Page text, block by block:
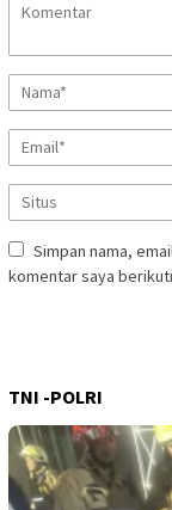
Simpan nama,
komentar saya
TNI -POLRI